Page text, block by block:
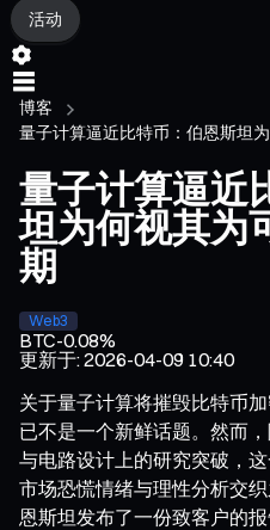
活动
博客
量子计算逼近比特币：伯恩斯坦
量子计算逼近
坦为何视其为
期
Web3
BTC-0.08%
更新于:2026-04-09 10:40
关于量子计算将摧毁比特币
已不是一个新鲜话题。然而
与电路设计上的研究突破，
市场恐慌情绪与理性分析交
恩斯坦发布了一份致客户的